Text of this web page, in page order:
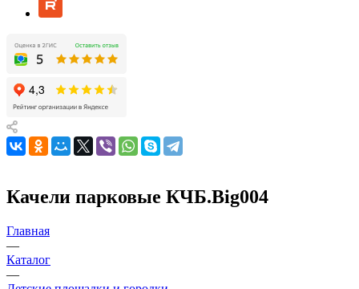
Качели парковые КЧБ.Big004
Главная
—
Каталог
—